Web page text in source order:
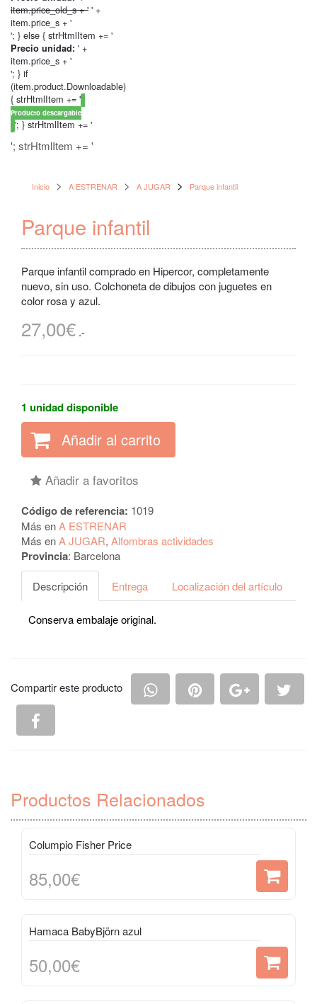
item.price_old_s + ' ' +
item.price_s + '
'; } else { strHtmlItem += '
Precio unidad: ' +
item.price_s + '
'; } if
(item.product.Downloadable)
{ strHtmlItem += '
Producto descargable
'; } strHtmlItem += '
'; strHtmlItem += '
Inicio A ESTRENAR A JUGAR Parque infantil
Parque infantil
Parque infantil comprado en Hipercor, completamente
nuevo, sin uso. Colchoneta de dibujos con juguetes en
color rosa y azul.
27,00€ .-
1 unidad disponible
Añadir al carrito
Añadir a favoritos
Código de referencia: 1019
Más enA ESTRENAR
Más enA JUGAR, Alfombras actividades
Provincia: Barcelona
Descripción Entrega Localización del artículo
Conserva embalaje original.
Compartir este producto Compartir en Whatsapp
Compartir en
Compartir
Productos Relacionados
Columpio Fisher Price
85,00€
Hamaca BabyBjörn azul
50,00€